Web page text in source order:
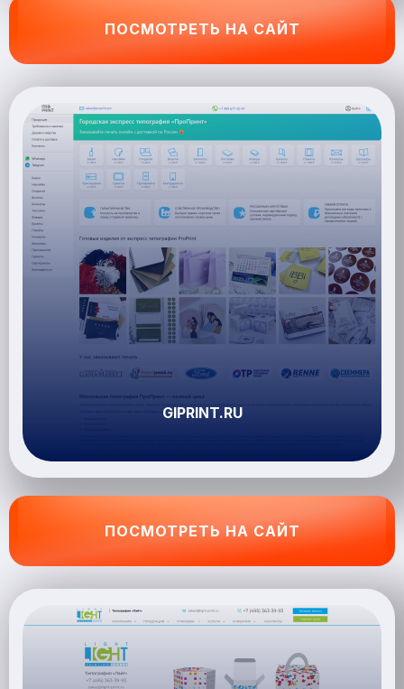
ПОСМОТРЕТЬ НА САЙТ
GIPRINT.RU
ПОСМОТРЕТЬ НА САЙТ